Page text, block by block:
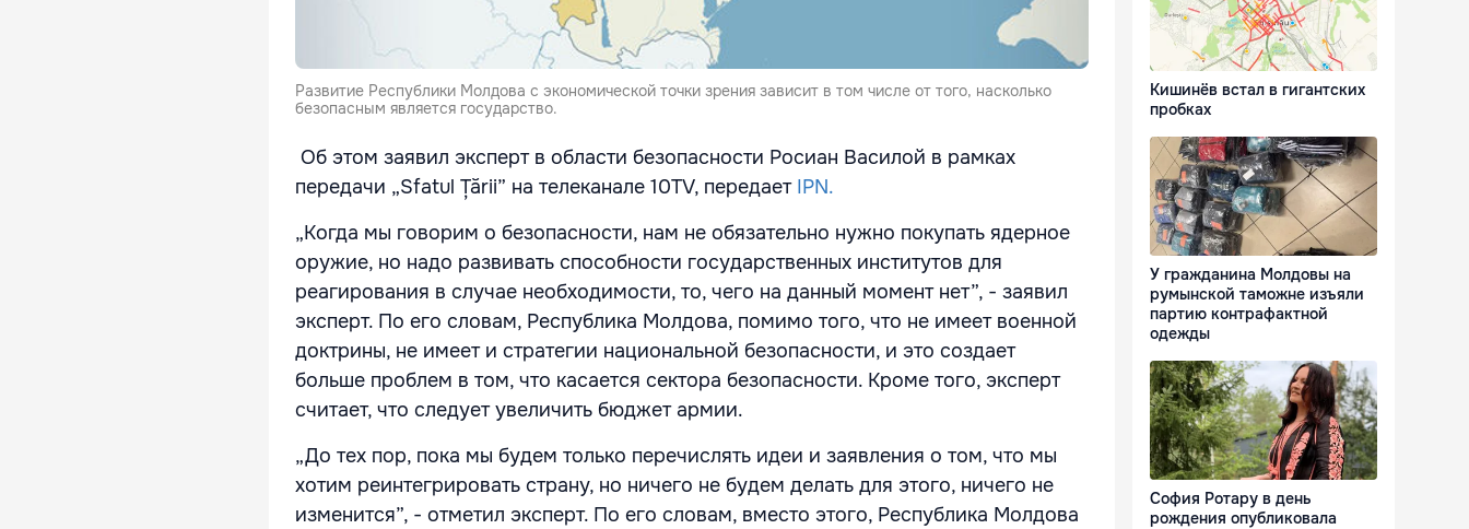
Развитие Республики Молдова с экономической точки зрения зависит в том числе от того, насколько
безопасным является государство.
Об этом заявил эксперт в области безопасности Росиан Василой в рамках
передачи „Sfatul Țării” на телеканале 10TV, передает IPN.
„Когда мы говорим о безопасности, нам не обязательно нужно покупать ядерное
оружие, но надо развивать способности государственных институтов для
реагирования в случае необходимости, то, чего на данный момент нет”, - заявил
эксперт. По его словам, Республика Молдова, помимо того, что не имеет военной
доктрины, не имеет и стратегии национальной безопасности, и это создает
больше проблем в том, что касается сектора безопасности. Кроме того, эксперт
считает, что следует увеличить бюджет армии.
„До тех пор, пока мы будем только перечислять идеи и заявления о том, что мы
хотим реинтегрировать страну, но ничего не будем делать для этого, ничего не
изменится”, - отметил эксперт. По его словам, вместо этого, Республика Молдова
Кишинёв встал в гигантских
пробках
У гражданина Молдовы на
румынской таможне изъяли
партию контрафактной
одежды
София Ротару в день
рождения опубликовала